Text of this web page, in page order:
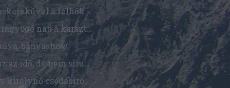
Fogaskerekűvel a felhők fölé
Egy ragyogó nap a karsztfennsíkon
bányashow
Rossz az idő, de nem sírunk, hüp
Hegy királynő csodabirodalmában